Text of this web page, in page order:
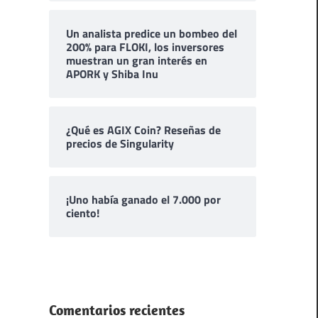
Un analista predice un bombeo del
200% para FLOKI, los inversores
muestran un gran interés en
APORK y Shiba Inu
¿Qué es AGIX Coin? Reseñas de
precios de Singularity
¡Uno había ganado el 7.000 por
ciento!
Comentarios recientes